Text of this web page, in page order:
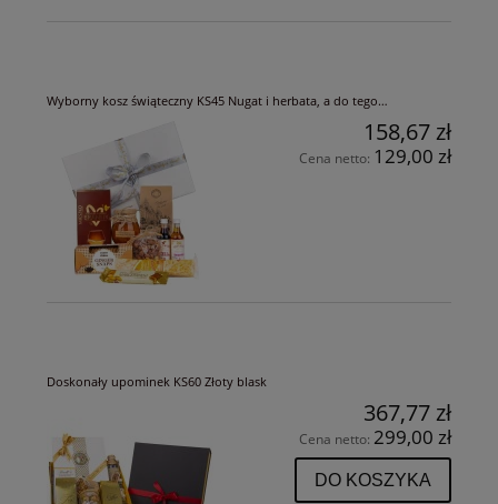
Wyborny kosz świąteczny KS45 Nugat i herbata, a do tego…
158,67 zł
Cena netto: 129,00 zł
Doskonały upominek KS60 Złoty blask
367,77 zł
Cena netto: 299,00 zł
DO KOSZYKA